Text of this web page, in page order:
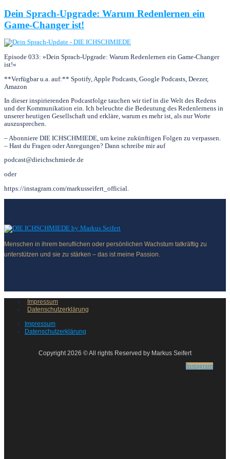
Dein Sprach-Upgrade: Warum Redenlernen ein
Game-Changer ist!
Episode 033: »Dein Sprach-Upgrade: Warum Redenlernen ein Game-Changer
ist!«
**Verfügbar u.a. auf:** Spotify, Apple Podcasts, Google Podcasts, Deezer,
Amazon
In dieser inspirierenden Podcastfolge tauchen wir tief in die Welt des Redens
und der Kommunikation ein. Ich beleuchte die Bedeutung des Redenlernens in
unserer heutigen Gesellschaft und erkläre, warum es mehr ist, als nur Worte
auszusprechen.
– Abonniere DIE ICHSCHMIEDE, um keine zukünftigen Folgen zu verpassen.
– Hast du Fragen oder Anregungen? Dann schreibe mir auf
podcast@dieichschmiede.de
oder
https://instagram.com/markusseifert_official.
Menschen in ihrem beruflichen oder persönlichen Wachstum tatkräftig zu
unterstützen und sie zu stärken – das ist meine Passion.
Impressum
Datenschutzerklärung
Impressum
Datenschutzerklärung
Copyright 2026 © All rights Reserved by Markus Seifert
Instagram